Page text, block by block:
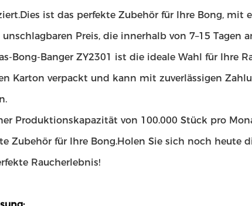
ist das perfekte Zubehör für Ihre Bong, mit
Preis, die innerhalb von 7–15 Tagen
Bong-Banger ZY2301 ist die ideale Wahl für Ihre
Karton verpackt und kann mit zuverlässigen
Produktionskapazität von 100.000 Stück pro
Zubehör für Ihre Bong.Holen Sie sich noch heute
Raucherlebnis!